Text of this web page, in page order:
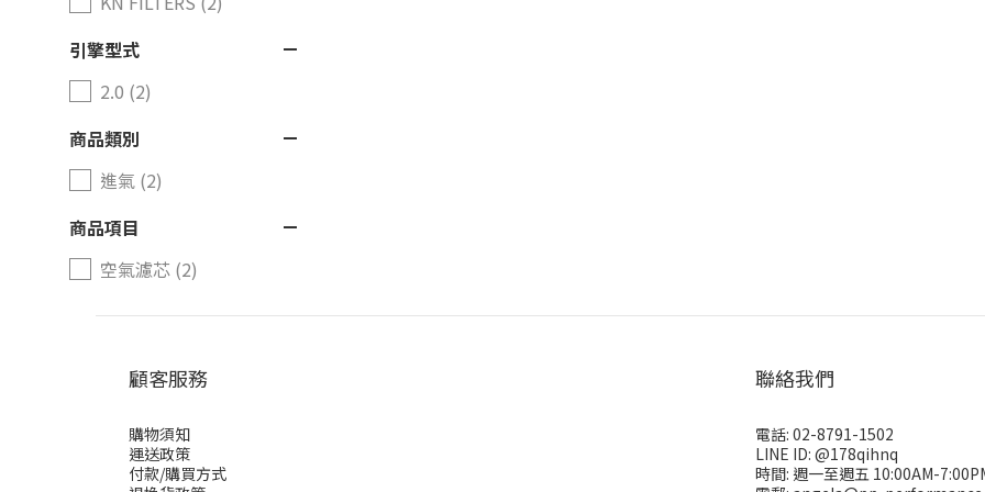
引擎型式
2.0 (2)
商品類別
進氣 (2)
商品項目
空氣濾芯 (2)
顧客服務
購物須知
運送政策
付款/購買方式
聯絡我們
電話: 02-8791-1502
LINE ID: @178qihnq
時間: 週一至週五 10:00AM-